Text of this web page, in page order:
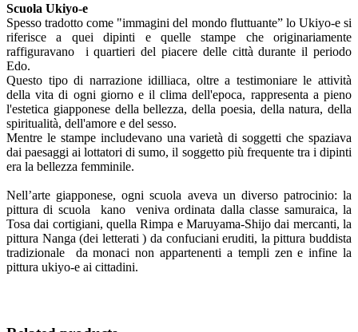
Scuola Ukiyo-e
Spesso tradotto come "immagini del mondo fluttuante” lo Ukiyo-e si
riferisce a quei dipinti e quelle stampe che originariamente
raffiguravano i quartieri del piacere delle città durante il periodo
Edo.
Questo tipo di narrazione idilliaca, oltre a testimoniare le attività
della vita di ogni giorno e il clima dell'epoca, rappresenta a pieno
l'estetica giapponese della bellezza, della poesia, della natura, della
spiritualità, dell'amore e del sesso.
Mentre le stampe includevano una varietà di soggetti che spaziava
dai paesaggi ai lottatori di sumo, il soggetto più frequente tra i dipinti
era la bellezza femminile.
Nell’arte giapponese, ogni scuola aveva un diverso patrocinio: la
pittura di scuola kano veniva ordinata dalla classe samuraica, la
Tosa dai cortigiani, quella Rimpa e Maruyama-Shijo dai mercanti, la
pittura Nanga (dei letterati ) da confuciani eruditi, la pittura buddista
tradizionale da monaci non appartenenti a templi zen e infine la
pittura ukiyo-e ai cittadini.